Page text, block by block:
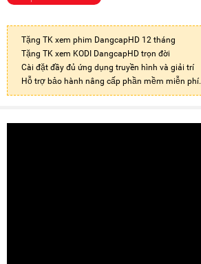
Tặng TK xem phim DangcapHD 12 tháng
Tặng TK xem KODI DangcapHD trọn đời
Cài đặt đầy đủ ứng dụng truyền hình và giải trí
Hỗ trợ bảo hành nâng cấp phần mềm miễn phí.